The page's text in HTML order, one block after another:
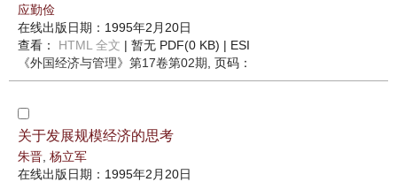
应勤俭
在线出版日期：1995年2月20日
查看： HTML 全文 | 暂无 PDF(0 KB) | ESI
《外国经济与管理》 第17卷第02期 , 页码：
关于发展规模经济的思考
朱晋 杨立军
在线出版日期：1995年2月20日